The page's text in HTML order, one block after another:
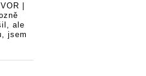
|
ale
jsem